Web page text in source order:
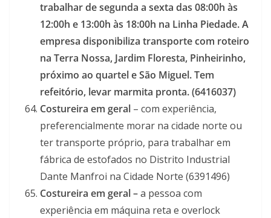
trabalhar de segunda a sexta das 08:00h às
12:00h e 13:00h às 18:00h na Linha Piedade. A
empresa disponibiliza transporte com roteiro
na Terra Nossa, Jardim Floresta, Pinheirinho,
próximo ao quartel e São Miguel.Tem
refeitório, levar marmita pronta. (6416037)
Costureira em geral – com experiência,
preferencialmente morar na cidade norte ou
ter transporte próprio, para trabalhar em
fábrica de estofados no Distrito Industrial
Dante Manfroi na Cidade Norte (6391496)
Costureira em geral –a pessoa com
experiência em máquina reta e overlock